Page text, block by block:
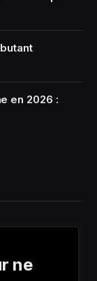
en 2026 :
ne